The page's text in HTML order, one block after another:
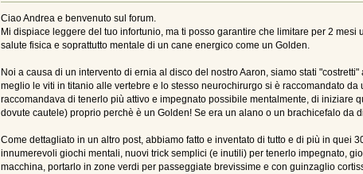
Ciao Andrea e benvenuto sul forum.
Mi dispiace leggere del tuo infortunio, ma ti posso garantire che limitare per 2
salute fisica e soprattutto mentale di un cane energico come un Golden.
Noi a causa di un intervento di ernia al disco del nostro Aaron, siamo stati
meglio le viti in titanio alle vertebre e lo stesso neurochirurgo si è raccomandato
raccomandava di tenerlo più attivo e impegnato possibile mentalmente, di iniziare
dovute cautele) proprio perchè è un Golden! Se era un alano o un brachicefalo
Come dettagliato in un altro post, abbiamo fatto e inventato di tutto e di più in
innumerevoli giochi mentali, nuovi trick semplici (e inutili) per tenerlo impegnato,
macchina, portarlo in zone verdi per passeggiate brevissime e con guinzaglio